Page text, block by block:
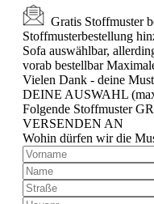
Gratis Stoffmuster
Stoffmusterbestellung
Sofa auswählbar,
vorab bestellbar
Vielen Dank - deine
DEINE AUSWAHL
Folgende Stoffmuster
VERSENDEN AN
Wohin dürfen wir die